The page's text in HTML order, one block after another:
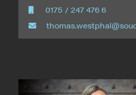
0175 / 247 476 6